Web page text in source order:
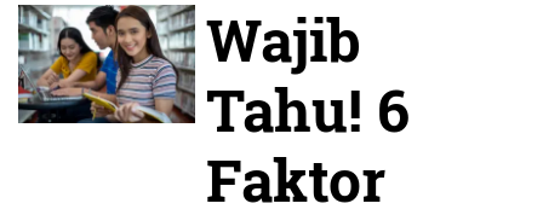
Wajib
Tahu! 6
Faktor